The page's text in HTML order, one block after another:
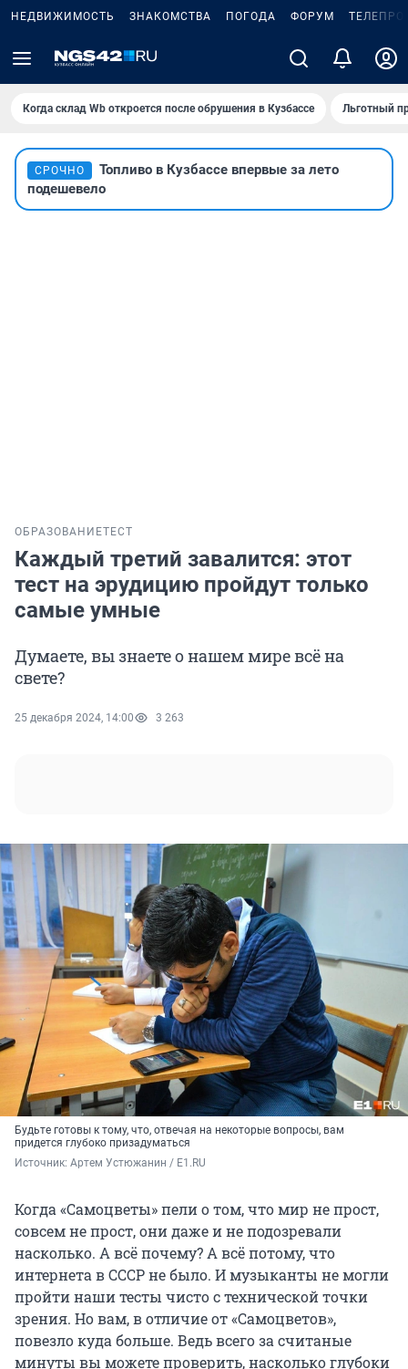
НЕДВИЖИМОСТЬ ЗНАКОМСТВА ПОГОДА ФОРУМ
Когда склад Wb откроется после обрушения в Кузбассе Льготный
СРОЧНО
Топливо в Кузбассе впервые за лето
подешевело
ОБРАЗОВАНИЕТЕСТ
Каждый третий завалится: этот
тест на эрудицию пройдут только
самые умные
Думаете, вы знаете о нашем мире всё на
свете?
25 декабря 2024, 14:00 3 263
Будьте готовы к тому, что, отвечая на некоторые вопросы, вам
придется глубоко призадуматься
Источник: Артем Устюжанин / E1.RU
Когда «Самоцветы» пели о том, что мир не прост,
совсем не прост, они даже и не подозревали
насколько. А всё почему? А всё потому, что
интернета в СССР не было. И музыканты не могли
пройти наши тесты чисто с технической точки
зрения. Но вам, в отличие от «Самоцветов»,
повезло куда больше. Ведь всего за считаные
минуты вы можете проверить, насколько глубоки